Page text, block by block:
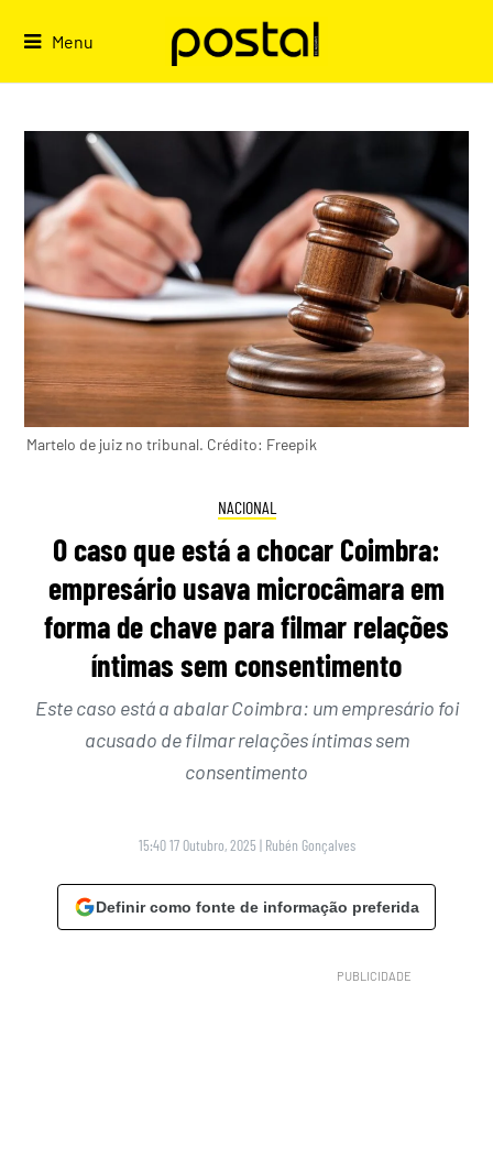
Menu
Martelo de juiz no tribunal. Crédito: Freepik
NACIONAL
O caso que está a chocar Coimbra:
empresário usava microcâmara em
forma de chave para filmar relações
íntimas sem consentimento
Este caso está a abalar Coimbra: um empresário foi
acusado de filmar relações íntimas sem
consentimento
15:40 17 Outubro, 2025 | Rubén Gonçalves
Definir como fonte de informação preferida